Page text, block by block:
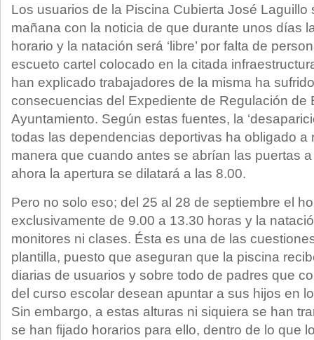
Los usuarios de la Piscina Cubierta José
mañana con la noticia de que durante unos días
horario y la natación será ‘libre’ por falta de
escueto cartel colocado en la citada
han explicado trabajadores de la misma ha
consecuencias del Expediente de Regulación de
Ayuntamiento. Según estas fuentes, la
todas las dependencias deportivas ha obligado a
manera que cuando antes se abrían las puertas
ahora la apertura se dilatará a las 8.00.
Pero no solo eso; del 25 al 28 de septiembre el
exclusivamente de 9.00 a 13.30 horas y la
monitores ni clases. Ésta es una de las
plantilla, puesto que aseguran que la piscina
diarias de usuarios y sobre todo de padres que
del curso escolar desean apuntar a sus hijos en
Sin embargo, a estas alturas ni siquiera se han
se han fijado horarios para ello, dentro de lo que